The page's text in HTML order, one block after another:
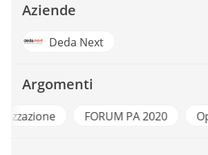
Aziende
Deda Next
Argomenti
FORUM PA 2020 Open Data